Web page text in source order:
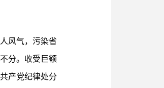
风气，污染省
分。收受巨额
产党纪律处分